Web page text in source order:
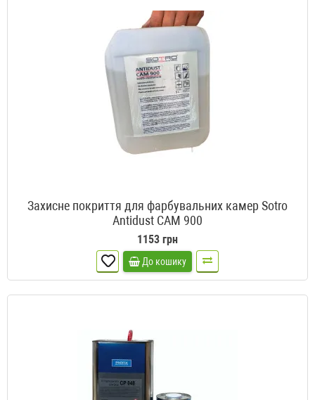
Захисне покриття для фарбувальних камер Sotro
Antidust CAM 900
1153 грн
До кошику